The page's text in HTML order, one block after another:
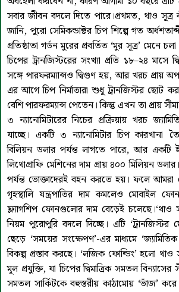
সবার জীবন বদলে দিতে পারে।প্রথমত, থাও সূত্র
জানি, পুরো সেমিকন্ডাক্টর চিপ শিল্পে গত
প্রতিষ্ঠাতা গর্ডন মুরের প্রবর্তিত ‘মুর সূত্র’ মেনে
চিপের ট্রানজিস্টরের সংখ্যা প্রতি ১৮–২৪
সঙ্গে পারফরম্যান্সও দ্বিগুণ হয়, আর খরচ প্রায়
এর আগে চিপ নির্মাতারা শুধু ট্রানজিস্টর ছোট
বেশি পারফরম্যান্স পেতেন। কিন্তু এখন তা প্রায়
৩ ন্যানোমিটারের নিচের প্রক্রিয়ায় খরচ
যাচ্ছে। একটি ৩ ন্যানোমিটার চিপ কারখানা
বিলিয়ন ডলার পর্যন্ত লাগতে পারে, আর
লিথোগ্রাফি মেশিনের দাম প্রায় ৪০০ মিলিয়ন
পর্যন্ত ভোক্তাদেরই বহন করতে হয়। ফলে আমরা
গৃহস্থালি যন্ত্রপাতির দাম কমলেও মোবাইল
ফ্ল্যাগশিপ ফোনগুলোর দাম বেড়েই চলেছে।‘থাও
নিয়ম পুরোপুরি বদলে দিচ্ছে। এটি
ছেড়ে ‘সময়ের সংক্ষেপণ’-এর মাধ্যমে
বিকল্প প্রস্তাব করছে। ‘লজিক ফোল্ডিং’ হলো থাও
মূল প্রযুক্তি, যা চিপের দ্বিমাত্রিক সমতল বিন্যাসের
সমতল সার্কিটকে বহুস্তরীয় কাঠামোয় ‘ভাঁজ’